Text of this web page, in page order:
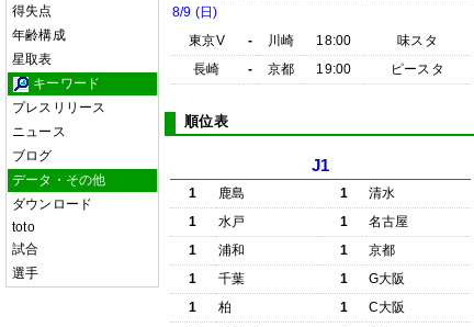
得失点
年齢構成
星取表
キーワード
プレスリリース
ニュース
ブログ
データ・その他
ダウンロード
toto
試合
選手
8/9 (日)
東京V
- 川崎 18:00
味スタ
長崎
- 京都 19:00 ピースタ
順位表
J1
1 鹿島 1
清水
1
水戸 1
名古屋
1
浦和 1
京都
1
千葉 1
G大阪
1
柏 1
C大阪